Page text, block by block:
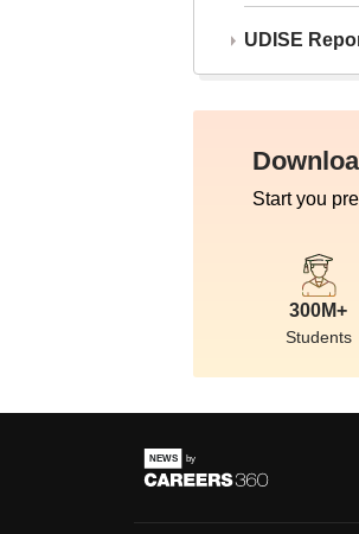
UDISE
Start you
300M+
Students